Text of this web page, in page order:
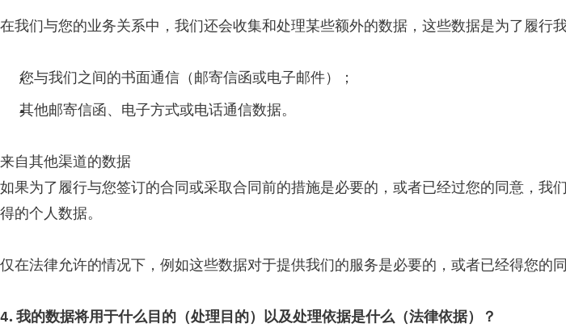
在我们与您的业务关系中，我们还会收集和处理某些额外的数据，这些数据是为了履行
您与我们之间的书面通信（邮寄信函或电子邮件）；
其他邮寄信函、电子方式或电话通信数据。
来自其他渠道的数据
如果为了履行与您签订的合同或采取合同前的措施是必要的，或者已经过您的同意，
得的个人数据。
仅在法律允许的情况下，例如这些数据对于提供我们的服务是必要的，或者已经得您的
4. 我的数据将用于什么目的（处理目的）以及处理依据是什么（法律依据）？